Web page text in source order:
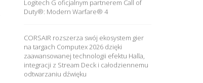
Logitech G oficjalnym partnerem Call of
Duty®: Modern Warfare® 4
CORSAIR rozszerza swój ekosystem gier
na targach Computex 2026 dzięki
zaawansowanej technologii efektu Halla,
integracji z Stream Deck i całodziennemu
odtwarzaniu dźwięku